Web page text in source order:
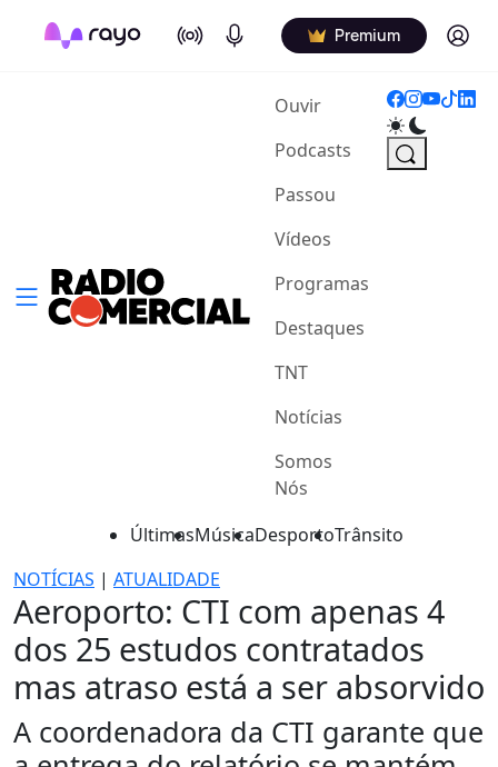
On Air Podcasts Premium Log in
Ouvir(current)
Podcasts
Passou
Vídeos
Programas
Destaques
TNT
Notícias
Somos
Nós
ÚltimasMúsicaDesportoTrânsito
NOTÍCIAS | ATUALIDADE
Aeroporto: CTI com apenas 4
dos 25 estudos contratados
mas atraso está a ser absorvido
A coordenadora da CTI garante que